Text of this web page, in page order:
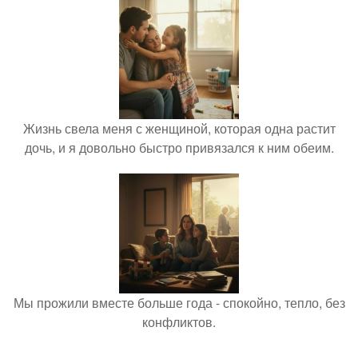
Жизнь свела меня с женщиной, которая одна растит
дочь, и я довольно быстро привязался к ним обеим.
Мы прожили вместе больше года - спокойно, тепло, без
конфликтов.